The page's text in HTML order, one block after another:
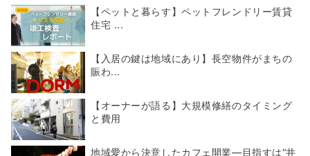
【ペットと暮らす】ペットフレンドリー賃貸
住宅 ...
【入居の鍵は地域にあり】長空物件がまちの
賑わ...
【オーナーが語る】大規模修繕のタイミング
と費用
地域愛から決意したカフェ開業―目指すは“井